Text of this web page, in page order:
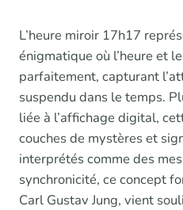
L’heure miroir 17h17
énigmatique où l’heure et
parfaitement, capturant
suspendu dans le temps.
liée à l’affichage digital,
couches de mystères et
interprétés comme des
synchronicité, ce concept
Carl Gustav Jung, vient